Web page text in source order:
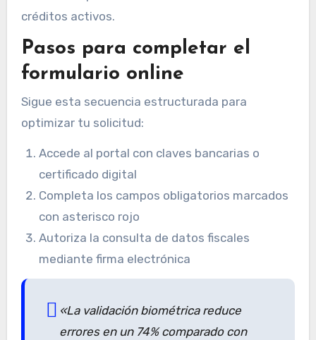
créditos activos.
Pasos para completar el
formulario online
Sigue esta secuencia estructurada para
optimizar tu solicitud:
Accede al portal con claves bancarias o
certificado digital
Completa los campos obligatorios marcados
con asterisco rojo
Autoriza la consulta de datos fiscales
mediante firma electrónica
«La validación biométrica reduce
errores en un 74% comparado con